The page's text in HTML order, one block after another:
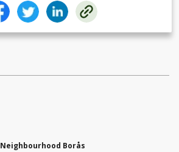
Neighbourhood Borås